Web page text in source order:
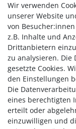
Die kleinen
Innenbereich
einen Akku. Dieser
beigefügte USB-C-
Danach strahlen
Wir verwenden
unserer Website
von
z.B. Inhalte und
Drittanbietern
zu analysieren.
gesetzte Cookies.
den Einstellungen
Die
eines berechtigten
erteilt oder
einzuwilligen und